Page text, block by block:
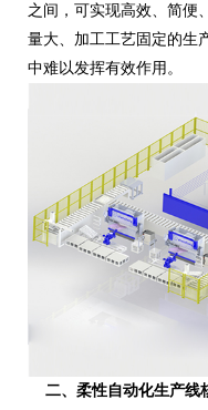
之间，可实现高效、简便
量大、加工工艺固定的生
中难以发挥有效作用。
二、柔性自动化生产线